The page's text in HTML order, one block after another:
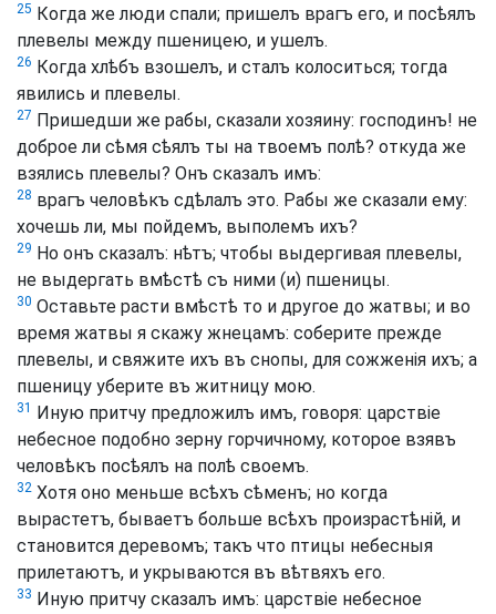
25 Когда же люди спали; пришелъ врагъ его, и посѣялъ
плевелы между пшеницею, и ушелъ.
26 Когда хлѣбъ взошелъ, и сталъ колоситься; тогда
явились и плевелы.
27 Пришедши же рабы, сказали хозяину: господинъ! не
доброе ли сѣмя сѣялъ ты на твоемъ полѣ? откуда же
взялись плевелы? Онъ сказалъ имъ:
28 врагъ человѣкъ сдѣлалъ это. Рабы же сказали ему:
хочешь ли, мы пойдемъ, выполемъ ихъ?
29 Но онъ сказалъ: нѣтъ; чтобы выдергивая плевелы,
не выдергать вмѣстѣ съ ними (и) пшеницы.
30 Оставьте расти вмѣстѣ то и другое до жатвы; и во
время жатвы я скажу жнецамъ: соберите прежде
плевелы, и свяжите ихъ въ снопы, для сожженія ихъ; а
пшеницу уберите въ житницу мою.
31
Иную притчу предложилъ имъ, говоря: царствіе
небесное подобно зерну горчичному, которое взявъ
человѣкъ посѣялъ на полѣ своемъ.
32 Хотя оно меньше всѣхъ сѣменъ; но когда
вырастетъ, бываетъ больше всѣхъ произрастѣній, и
становится деревомъ; такъ что птицы небесныя
прилетаютъ, и укрываются въ вѣтвяхъ его.
33 Иную притчу сказалъ имъ: царствіе небесное